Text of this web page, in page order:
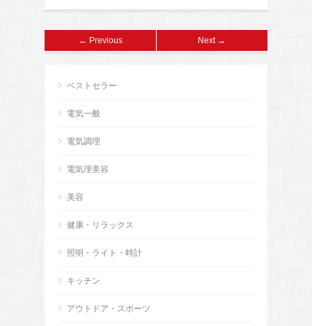
← Previous Next →
ベストセラー
電気一般
電気調理
電気理美容
美容
健康・リラックス
照明・ライト・時計
キッチン
アウトドア・スポーツ